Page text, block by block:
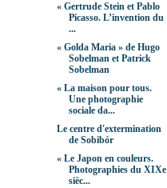
« Gertrude Stein et Pablo
Picasso. L’invention du
...
« Golda Maria » de Hugo
Sobelman et Patrick
Sobelman
« La maison pour tous.
Une photographie
sociale da...
Le centre d'extermination
de Sobibór
« Le Japon en couleurs.
Photographies du XIXe
sièc...